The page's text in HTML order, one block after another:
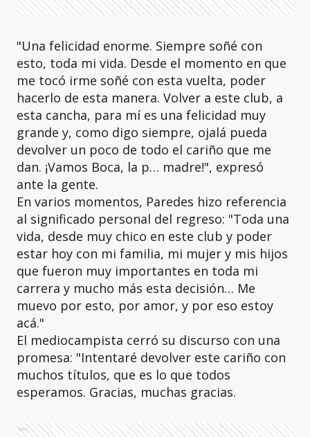
"Una felicidad enorme. Siempre soñé con
esto, toda mi vida. Desde el momento en que
me tocó irme soñé con esta vuelta, poder
hacerlo de esta manera. Volver a este club, a
esta cancha, para mí es una felicidad muy
grande y, como digo siempre, ojalá pueda
devolver un poco de todo el cariño que me
dan. ¡Vamos Boca, la p… madre!", expresó
ante la gente.
En varios momentos, Paredes hizo referencia
al significado personal del regreso: "Toda una
vida, desde muy chico en este club y poder
estar hoy con mi familia, mi mujer y mis hijos
que fueron muy importantes en toda mi
carrera y mucho más esta decisión… Me
muevo por esto, por amor, y por eso estoy
acá."
El mediocampista cerró su discurso con una
promesa: "Intentaré devolver este cariño con
muchos títulos, que es lo que todos
esperamos. Gracias, muchas gracias.
Ads